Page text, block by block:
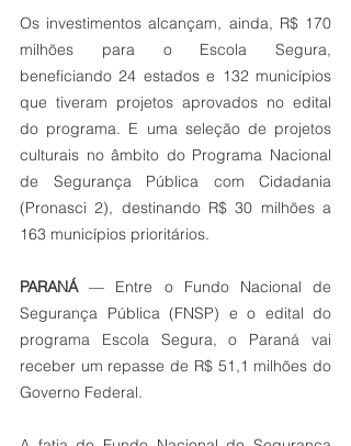
Os investimentos alcançam, ainda, R$ 170
milhões para o Escola Segura,
beneficiando 24 estados e 132 municípios
que tiveram projetos aprovados no edital
do programa. E uma seleção de projetos
culturais no âmbito do Programa Nacional
de Segurança Pública com Cidadania
(Pronasci 2), destinando R$ 30 milhões a
163 municípios prioritários.
PARANÁ — Entre o Fundo Nacional de
Segurança Pública (FNSP) e o edital do
programa Escola Segura, o Paraná vai
receber um repasse de R$ 51,1 milhões do
Governo Federal.